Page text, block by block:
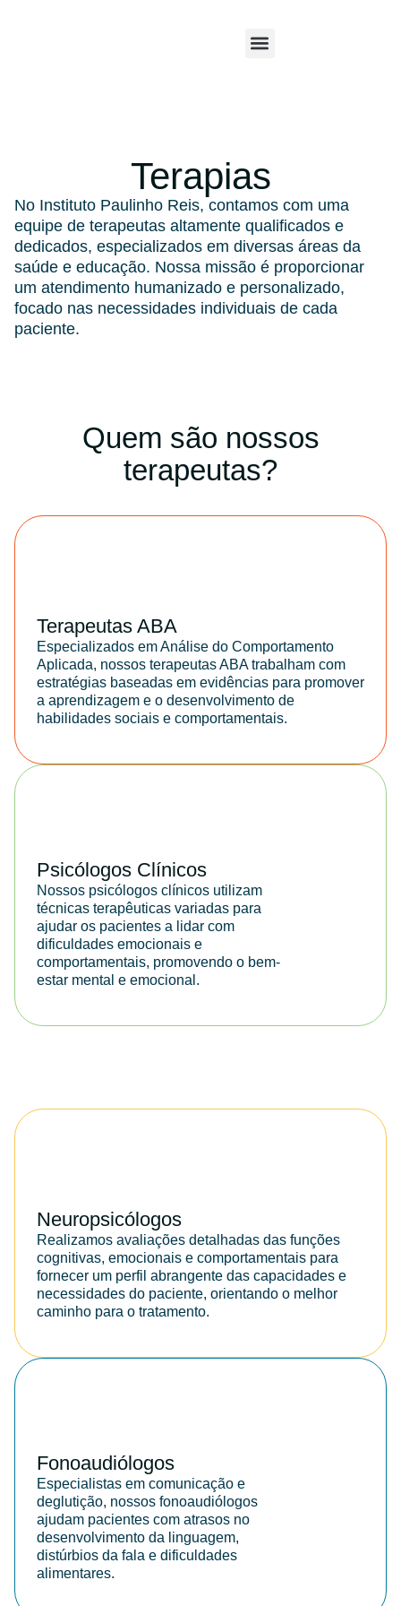
Terapias
No Instituto Paulinho Reis, contamos com uma
equipe de terapeutas altamente qualificados e
dedicados, especializados em diversas áreas da
saúde e educação. Nossa missão é proporcionar
um atendimento humanizado e personalizado,
focado nas necessidades individuais de cada
paciente.
Quem são nossos
terapeutas?
Terapeutas ABA
Especializados em Análise do Comportamento
Aplicada, nossos terapeutas ABA trabalham com
estratégias baseadas em evidências para promover
a aprendizagem e o desenvolvimento de
habilidades sociais e comportamentais.
Psicólogos Clínicos
Nossos psicólogos clínicos utilizam
técnicas terapêuticas variadas para
ajudar os pacientes a lidar com
dificuldades emocionais e
comportamentais, promovendo o bem-
estar mental e emocional.
Neuropsicólogos
Realizamos avaliações detalhadas das funções
cognitivas, emocionais e comportamentais para
fornecer um perfil abrangente das capacidades e
necessidades do paciente, orientando o melhor
caminho para o tratamento.
Fonoaudiólogos
Especialistas em comunicação e
deglutição, nossos fonoaudiólogos
ajudam pacientes com atrasos no
desenvolvimento da linguagem,
distúrbios da fala e dificuldades
alimentares.